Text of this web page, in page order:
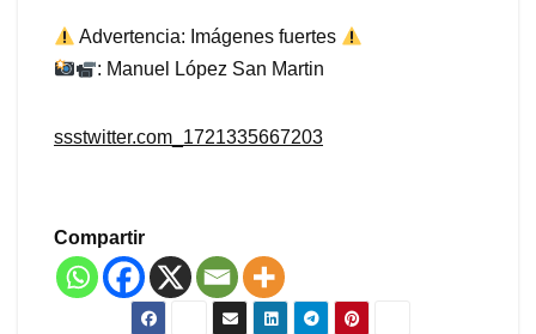
Advertencia: Imágenes fuertes
: Manuel López San Martin
ssstwitter.com_1721335667203
Compartir